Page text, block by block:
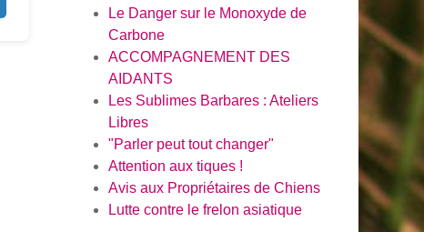
Le Danger sur le Monoxyde de
Carbone
ACCOMPAGNEMENT DES
AIDANTS
Les Sublimes Barbares : Ateliers
Libres
"Parler peut tout changer"
Attention aux tiques !
Avis aux Propriétaires de Chiens
Lutte contre le frelon asiatique